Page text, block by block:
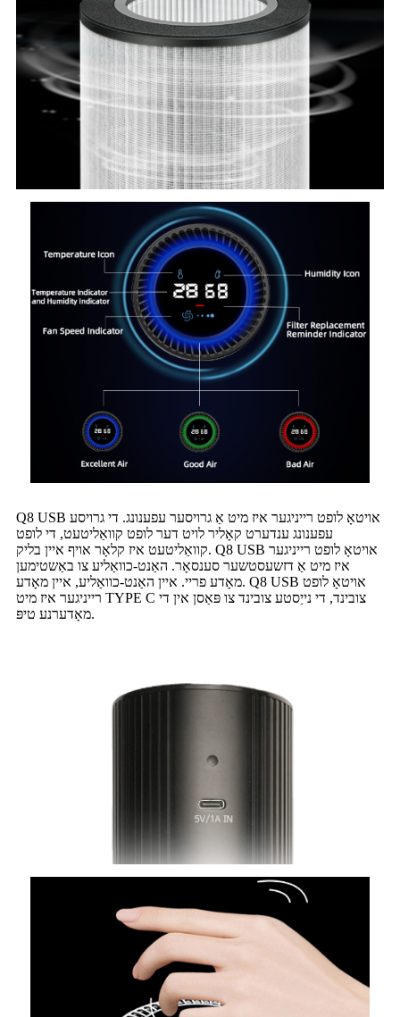
Q8 USB אויטאָ לופט רייניגער איז מיט אַ גרויסער עפענונג. די גרויסע
עפענונג ענדערט קאָליר לויט דער לופט קוואַליטעט, די לופט
קוואַליטעט איז קלאָר אויף איין בליק. Q8 USB אויטאָ לופט רייניגער
איז מיט אַ דזשעסטשער סענסאָר. האַנט-כוואַליע צו באַשטימען
מאָדע פריי. איין האַנט-כוואַליע, איין מאָדע. Q8 USB אויטאָ לופט
רייניגער איז מיט TYPE C צובינד, די נייַסטע צובינד צו פּאַסן אין די
מאָדערנע טיפּ.